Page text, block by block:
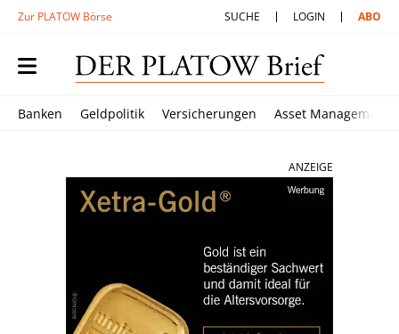
Zur PLATOW Börse SUCHE LOGIN ABO
Banken Geldpolitik Versicherungen Asset Management
ANZEIGE